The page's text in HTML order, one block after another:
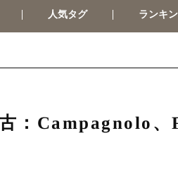
人気タグ ランキ
：Campagnolo